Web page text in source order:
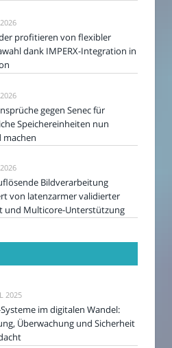
profitieren von flexibler
dank IMPERX-Integration in
gegen Senec für
Speichereinheiten nun
machen
Bildverarbeitung
von latenzarmer validierter
und Multicore-Unterstützung
2025
Systeme im digitalen Wandel:
Überwachung und Sicherheit